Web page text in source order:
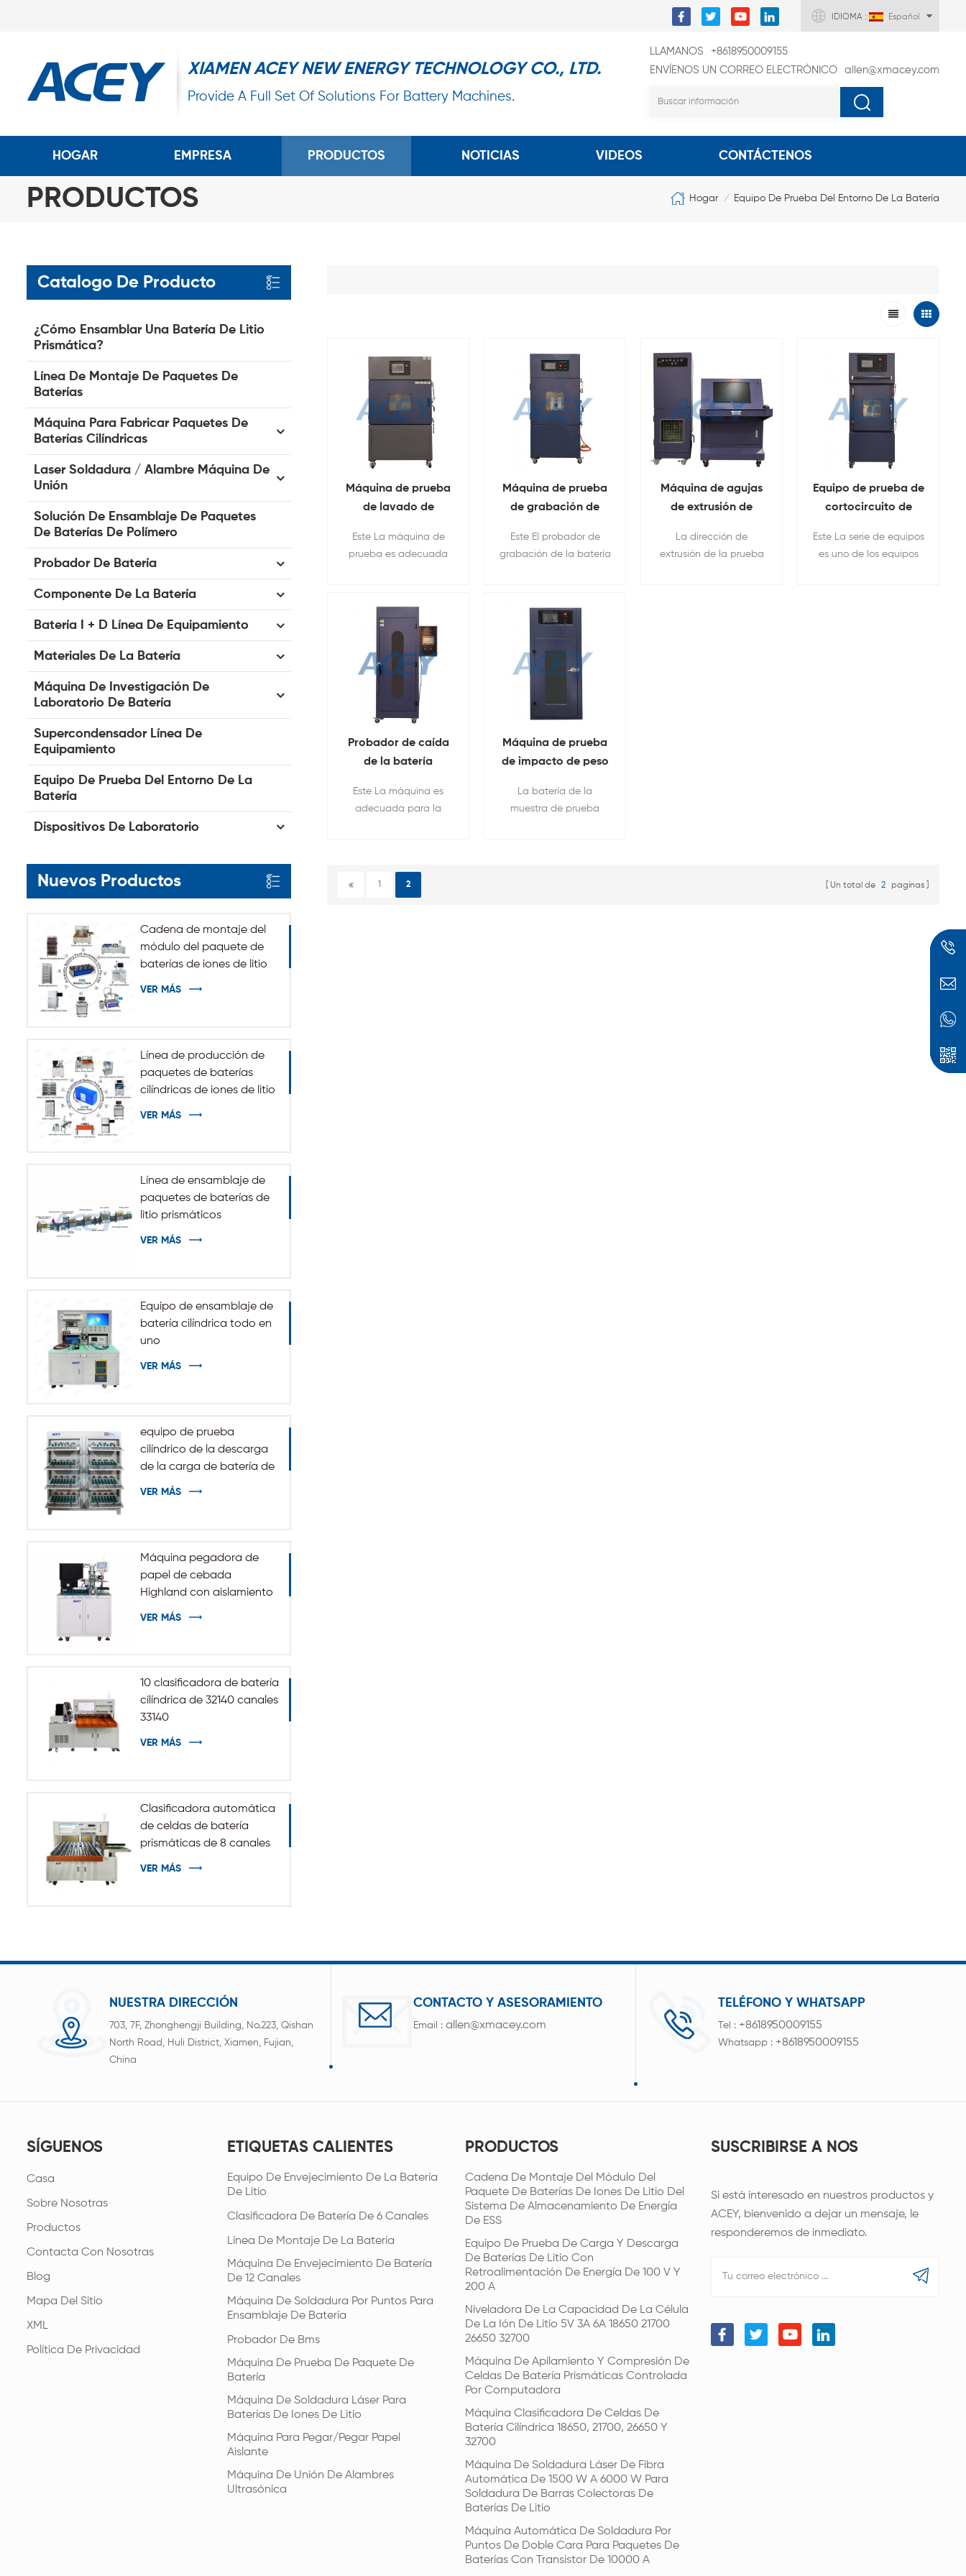
IDIOMA : Español
XIAMEN ACEY NEW ENERGY TECHNOLOGY CO., LTD.
Provide A Full Set Of Solutions For Battery Machines.
LLAMANOS
+8618950009155
ENVÍENOS UN CORREO ELECTRÓNICO
allen@xmacey.com
HOGAR EMPRESA PRODUCTOS NOTICIAS VIDEOS CONTÁCTENOS
PRODUCTOS Hogar / Equipo De Prueba Del Entorno De La Batería
Catalogo De Producto
¿Cómo Ensamblar Una Batería De Litio
Prismática?
Línea De Montaje De Paquetes De
Baterías
Máquina Para Fabricar Paquetes De
Baterías Cilíndricas
Laser Soldadura / Alambre Máquina De
Unión
Solución De Ensamblaje De Paquetes
De Baterías De Polímero
Probador De Batería
Componente De La Batería
Batería I + D Línea De Equipamiento
Materiales De La Batería
Máquina De Investigación De
Laboratorio De Batería
Supercondensador Línea De
Equipamiento
Equipo De Prueba Del Entorno De La
Batería
Dispositivos De Laboratorio
Nuevos Productos
Cadena de montaje del
módulo del paquete de
baterías de iones de litio
del sistema de
VER MÁS
Línea de producción de
paquetes de baterías
cilíndricas de iones de litio
32140 33140
VER MÁS
Línea de ensamblaje de
paquetes de baterías de
litio prismáticos
automáticos
VER MÁS
Equipo de ensamblaje de
batería cilíndrica todo en
uno
VER MÁS
equipo de prueba
cilíndrico de la descarga
de la carga de batería de
5V 10A 20A 18650-32140
VER MÁS
Máquina pegadora de
papel de cebada
Highland con aislamiento
automático para batería
VER MÁS
10 clasificadora de batería
cilíndrica de 32140 canales
33140
VER MÁS
Clasificadora automática
de celdas de batería
prismáticas de 8 canales
VER MÁS
Máquina de prueba
de lavado de
Este La máquina de
prueba es adecuada
Máquina de prueba
de grabación de
temperatura
Este El probador de
grabación de la batería
probar la quema de la
batería Resistencia.
Máquina de agujas
de extrusión de
La dirección de
extrusión de la prueba
Equipo de prueba de
cortocircuito de
Este La serie de equipos
es uno de los equipos
Probador de caída
de la batería
Este La máquina es
adecuada para la
diccionarios
Máquina de prueba
de impacto de peso
La batería de la
muestra de prueba
1 2 Un total de 2 paginas
NUESTRA DIRECCIÓN
703, 7F, Zhonghengji Building, No.223, Qishan
North Road, Huli District, Xiamen, Fujian,
China
CONTACTO Y ASESORAMIENTO
Email :allen@xmacey.com
TELÉFONO Y WHATSAPP
Tel : +8618950009155
Whatsapp : +8618950009155
SÍGUENOS
Casa
Sobre Nosotras
Productos
Contacta Con Nosotras
Blog
Mapa Del Sitio
XML
Política De Privacidad
ETIQUETAS CALIENTES
Equipo De Envejecimiento De La Batería
De Litio
Clasificadora De Batería De 6 Canales
Línea De Montaje De La Batería
Máquina De Envejecimiento De Batería
De 12 Canales
Máquina De Soldadura Por Puntos Para
Ensamblaje De Batería
Probador De Bms
Máquina De Prueba De Paquete De
Batería
Máquina De Soldadura Láser Para
Baterías De Iones De Litio
Máquina Para Pegar/pegar Papel
Aislante
Máquina De Unión De Alambres
Ultrasónica
PRODUCTOS
Cadena De Montaje Del Módulo Del
Paquete De Baterías De Iones De Litio Del
Sistema De Almacenamiento De Energía
De ESS
Equipo De Prueba De Carga Y Descarga
De Baterías De Litio Con
Retroalimentación De Energía De 100 V Y
200 A
Niveladora De La Capacidad De La Célula
De La Ión De Litio 5V 3A 6A 18650 21700
26650 32700
Máquina De Apilamiento Y Compresión De
Celdas De Batería Prismáticas Controlada
Por Computadora
Máquina Clasificadora De Celdas De
Batería Cilíndrica 18650, 21700, 26650 Y
32700
Máquina De Soldadura Láser De Fibra
Automática De 1500 W A 6000 W Para
Soldadura De Barras Colectoras De
Baterías De Litio
Máquina Automática De Soldadura Por
Puntos De Doble Cara Para Paquetes De
Baterías Con Transistor De 10000 A
SUSCRIBIRSE A NOS
Si está interesado en nuestros productos y
ACEY, bienvenido a dejar un mensaje, le
responderemos de inmediato.